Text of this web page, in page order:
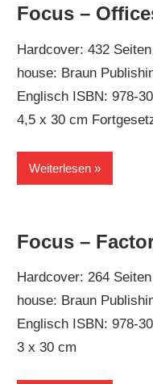
Focus –
Hardcover: 432
house: Braun
Englisch ISBN: 978-
4,5 x 30 cm
Weiterlesen
Focus –
Hardcover: 264
house: Braun
Englisch ISBN: 978-
3 x 30 cm